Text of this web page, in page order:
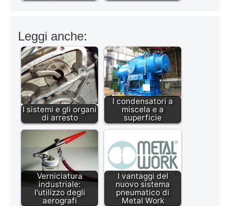
Leggi anche:
I sistemi e gli organi
di arresto
I condensatori a
miscela e a
superficie
Verniciatura
industriale:
l'utilizzo degli
aerografi
I vantaggi del
nuovo sistema
pneumatico di
Metal Work